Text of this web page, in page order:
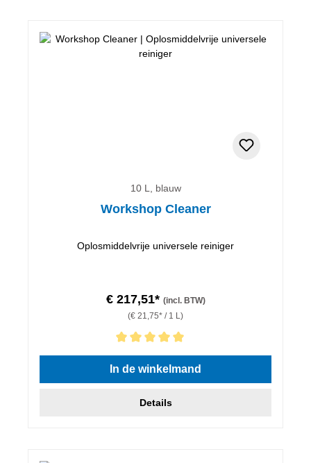
10 L, blauw
Workshop Cleaner
Oplosmiddelvrije universele reiniger
€ 217,51* (incl. BTW)
(€ 21,75* / 1 L)
Gemiddelde waardering van 5 van 5 sterren
In de winkelmand
Details